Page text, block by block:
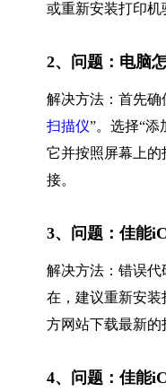
或重新安装打印机
2、问题：电脑
解决方法：首先确
扫描仪”。选择“添
它并按照屏幕上
接。
3、问题：佳能
解决方法：错误代
在，建议重新安装
方网站下载最新的
4、问题：佳能